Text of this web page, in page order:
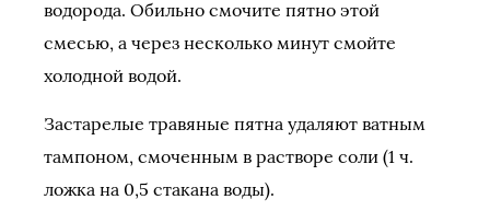
водорода. Обильно смочите пятно этой
смесью, а через несколько минут смойте
холодной водой.
Застарелые травяные пятна удаляют ватным
тампоном, смоченным в растворе соли (1 ч.
ложка на 0,5 стакана воды).